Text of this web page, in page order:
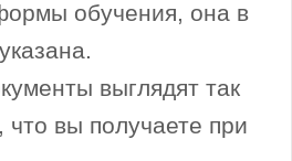
обучения, она в
выглядят так
что вы получаете при